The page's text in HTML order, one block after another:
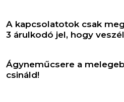
A kapcsolatotok csak
3 árulkodó jel, hogy
Ágyneműcsere a
csináld!